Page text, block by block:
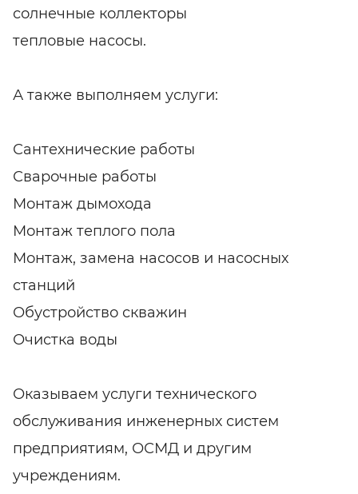
солнечные коллекторы
тепловые насосы.
А также выполняем услуги:
Сантехнические работы
Сварочные работы
Монтаж дымохода
Монтаж теплого пола
Монтаж, замена насосов и насосных
станций
Обустройство скважин
Очистка воды
Оказываем услуги технического
обслуживания инженерных систем
предприятиям, ОСМД и другим
учреждениям.